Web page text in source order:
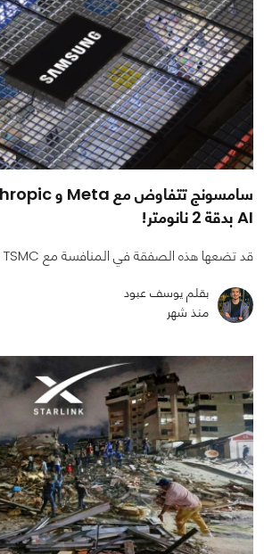
AI بدقة 2 نانومتر!
قد تضعها هذه الصفقة في المنافسة مع TSMC 🔥
بقلم يوسف عبود
منذ شهر